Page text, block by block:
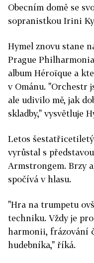
Obecním domě se
sopranistkou Irini
Hymel znovu stane
Prague
album Héroïque a
v Ománu. "Orchestr
ale udivilo mě, jak
skladby," vysvětluje
Letos
vyrůstal s
Armstrongem. Brzy
spočívá v hlasu.
"Hra na trumpetu
techniku. Vždy je
harmonii, frázování
hudebníka," říká.